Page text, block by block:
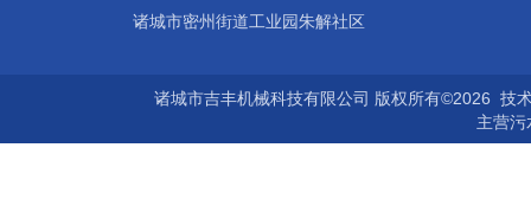
诸城市密州街道工业园朱解社区
诸城市吉丰机械科技有限公司 版权所有©2026 技
主营污